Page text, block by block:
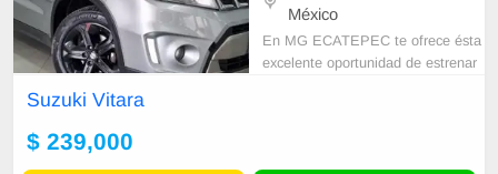
México
En MG ECATEPEC te ofrece ésta
excelente oportunidad de estrenar
Suzuki Vitara
$ 239,000